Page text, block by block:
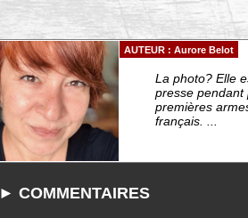
AUTEUR : Aurore Belot
La photo? Elle
presse pendant
premières
français. ...
► COMMENTAIRES